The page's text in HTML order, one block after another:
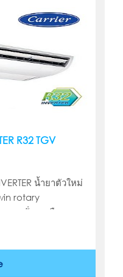
R32 TGV
น้ำยาตัวใหม่
rotary
การสั่นสะเทือนขณะ